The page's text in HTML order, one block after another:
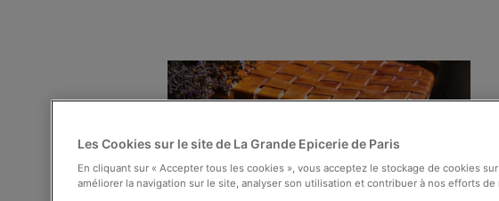
Les Cookies sur le site de La Grande Epicerie de Paris
En cliquant sur « Accepter tous les cookies », vous acceptez le stockage de cookies
améliorer la navigation sur le site, analyser son utilisation et contribuer à nos efforts de